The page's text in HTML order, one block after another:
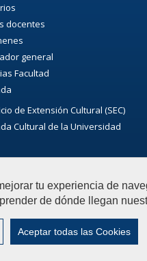
tu experiencia de
de dónde llegan
Aceptar todas las Cookies
docentes
general
Facultad
de Extensión Cultural (SEC)
Cultural de la Universidad
Sociales Contactar |